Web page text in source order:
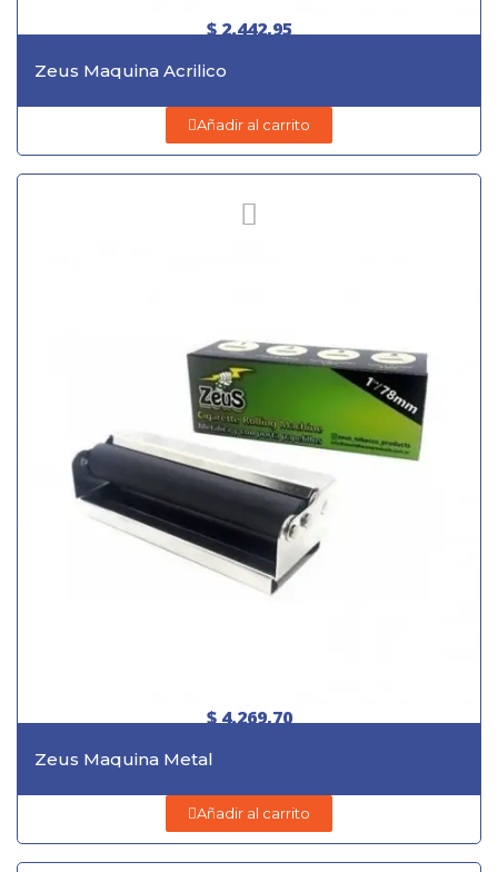
$ 2.442,95
Zeus Maquina Acrilico
Añadir al carrito
$ 4.269,70
Zeus Maquina Metal
Añadir al carrito